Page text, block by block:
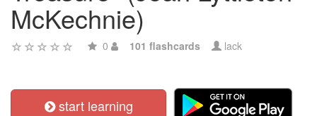
McKechnie)
0 101 flashcards lack
start learning